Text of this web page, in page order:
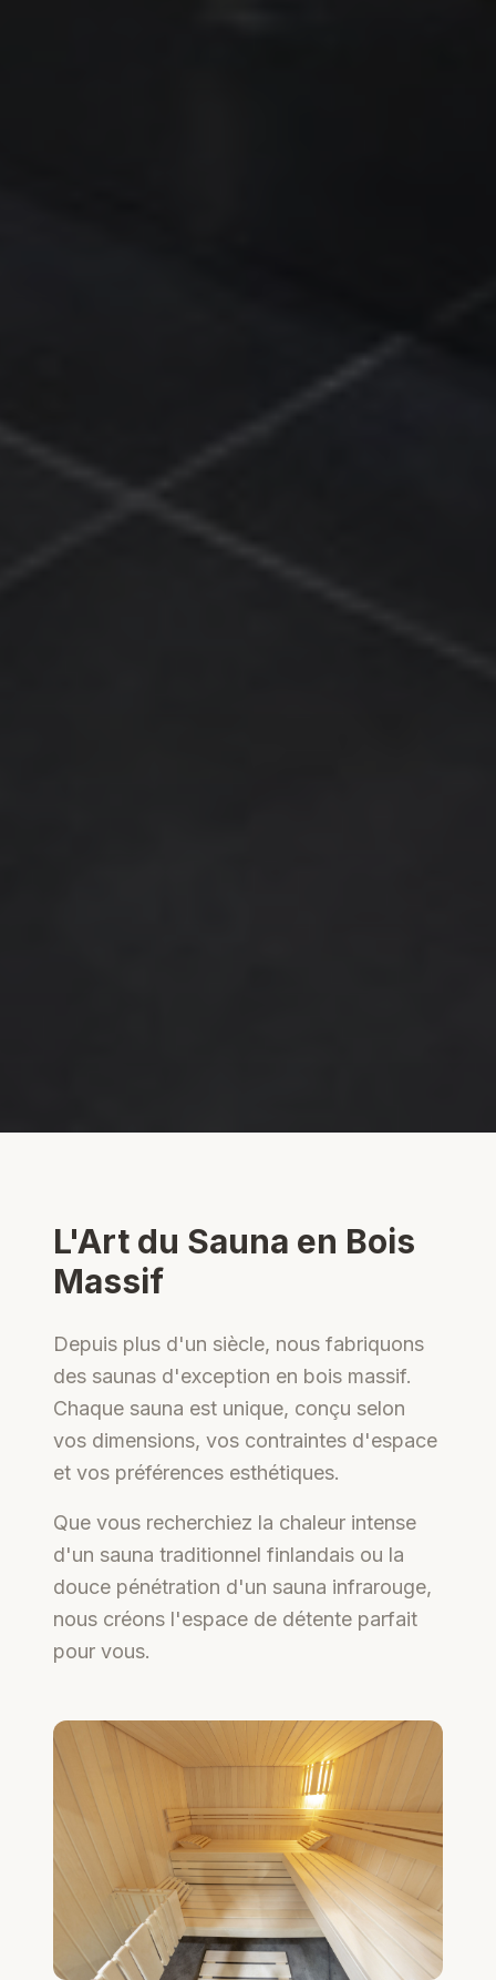
L'Art du Sauna en Bois
Massif
Depuis plus d'un siècle, nous fabriquons
des saunas d'exception en bois massif.
Chaque sauna est unique, conçu selon
vos dimensions, vos contraintes d'espace
et vos préférences esthétiques.
Que vous recherchiez la chaleur intense
d'un sauna traditionnel finlandais ou la
douce pénétration d'un sauna infrarouge,
nous créons l'espace de détente parfait
pour vous.